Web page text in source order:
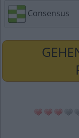
Consensus